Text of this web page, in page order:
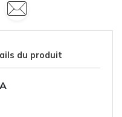
du produit